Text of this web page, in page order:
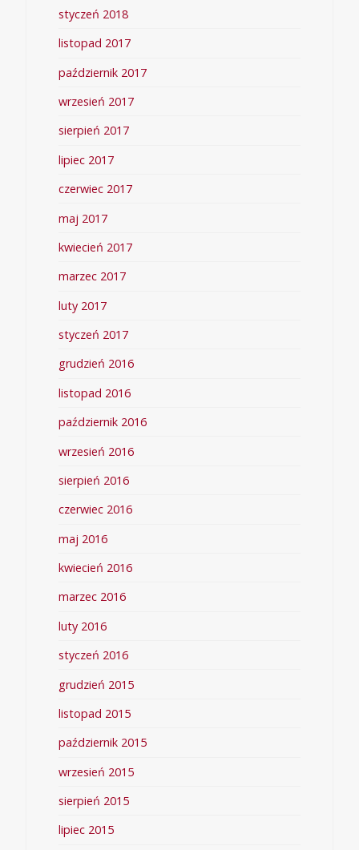
styczeń 2018
listopad 2017
październik 2017
wrzesień 2017
sierpień 2017
lipiec 2017
czerwiec 2017
maj 2017
kwiecień 2017
marzec 2017
luty 2017
styczeń 2017
grudzień 2016
listopad 2016
październik 2016
wrzesień 2016
sierpień 2016
czerwiec 2016
maj 2016
kwiecień 2016
marzec 2016
luty 2016
styczeń 2016
grudzień 2015
listopad 2015
październik 2015
wrzesień 2015
sierpień 2015
lipiec 2015